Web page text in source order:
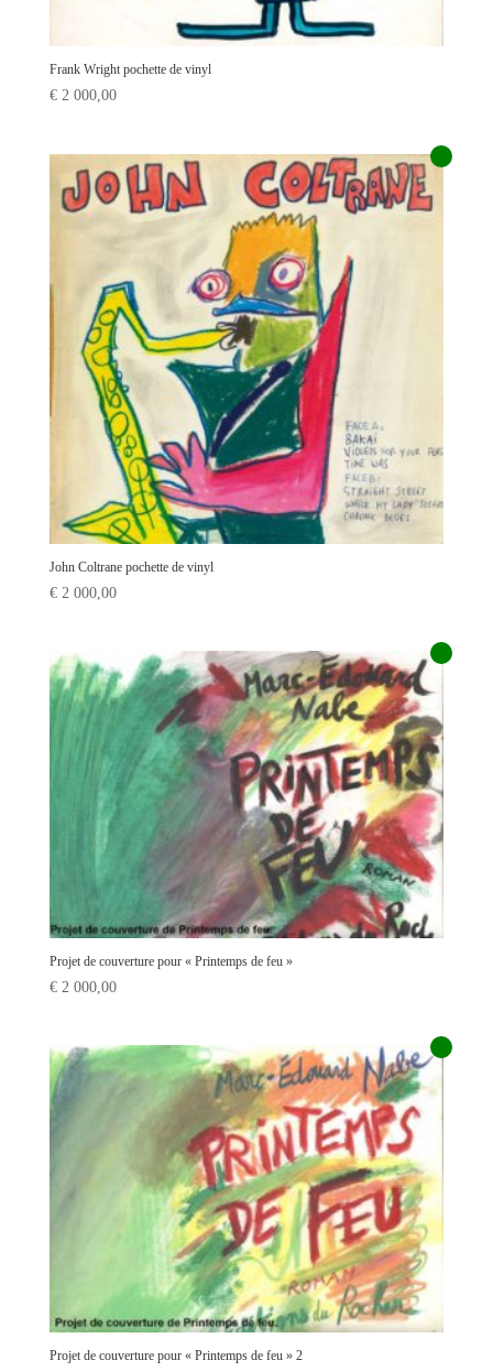
Frank Wright pochette de vinyl
€2 000,00
John Coltrane pochette de vinyl
€2 000,00
Projet de couverture pour « Printemps de feu »
€2 000,00
Projet de couverture pour « Printemps de feu » 2